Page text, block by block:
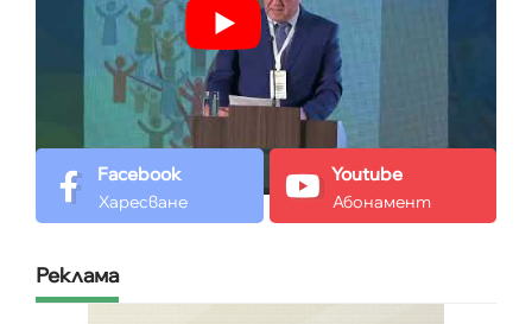
Facebook
Харесване
Youtube
Абонамент
Реклама